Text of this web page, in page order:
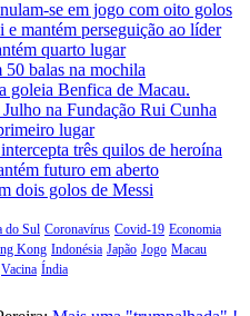
se em jogo com oito golos
mantém perseguição ao líder
quarto lugar
balas na mochila
goleia Benfica de Macau.
na Fundação Rui Cunha
lugar
três quilos de heroína
futuro em aberto
dois golos de Messi
do Sul Coronavírus Covid-19 Economia
Kong Indonésia Japão Jogo Macau
Vacina Índia